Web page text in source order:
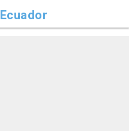
Ecuador